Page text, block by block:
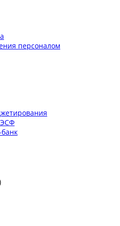
персоналом
ЭСФ